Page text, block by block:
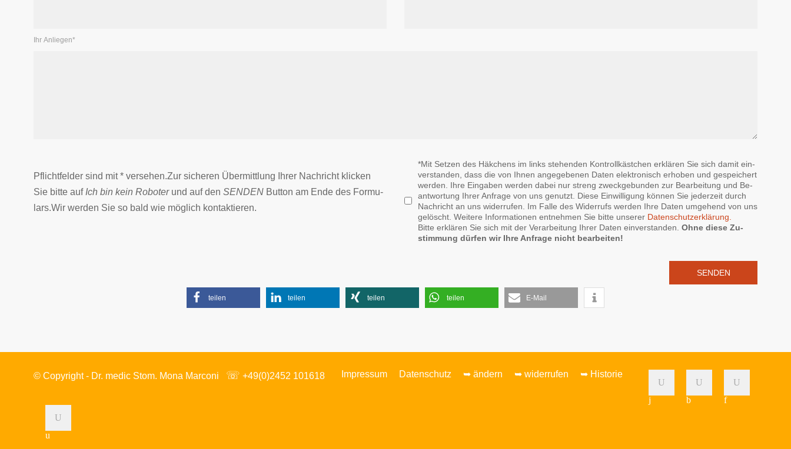
Ihr Anliegen*
Pflichtfelder sind mit* versehen.Zur si­che­ren Über­mitt­lung Ih­rer Nach­richt klicken
Sie bit­te auf Ich bin kein Ro­bo­terund auf den SENDEN But­ton am En­de des For­mu­
lars.Wir wer­den Sie so bald wie mög­lich kon­tak­tie­ren.
*Mit Setzen des Häkchens im links ste­hen­den Kon­troll­käst­chen er­klä­ren Sie sich da­mit ein­
ver­stan­den, dass die von Ih­nen an­ge­ge­be­nen Da­ten elek­tro­nisch er­ho­ben und ge­spei­chert
wer­den. Ih­re Ein­ga­ben wer­den da­bei nur streng zweck­ge­bun­den zur Be­ar­bei­tung und Be­
ant­wor­tung Ih­rer An­fra­ge von uns ge­nutzt. Die­se Ein­wil­li­gung kön­nen Sie je­der­zeit durch
Nach­richt an uns wi­der­ru­fen. Im Fal­le des Wi­der­rufs wer­den Ih­re Da­ten um­ge­hend von uns
ge­löscht. Wei­te­re In­for­ma­tio­nen ent­neh­men Sie bit­te un­se­rer Da­ten­schutz­er­klä­rung.
Bitte erklären Sie sich mit der Ver­ar­beit­ung Ihrer Da­ten ein­ver­stan­den. Oh­ne die­se Zu­
stim­mung dür­fen wir Ih­re An­fra­ge nicht b­ear­bei­ten!
teilen teilen teilen teilen E-Mail
© Copyright - Dr. medic Stom. Mona Marconi ☏ +49(0)2452 101618 Impressum Datenschutz ➥ ändern ➥ widerrufen ➥ Historie
j b f
u